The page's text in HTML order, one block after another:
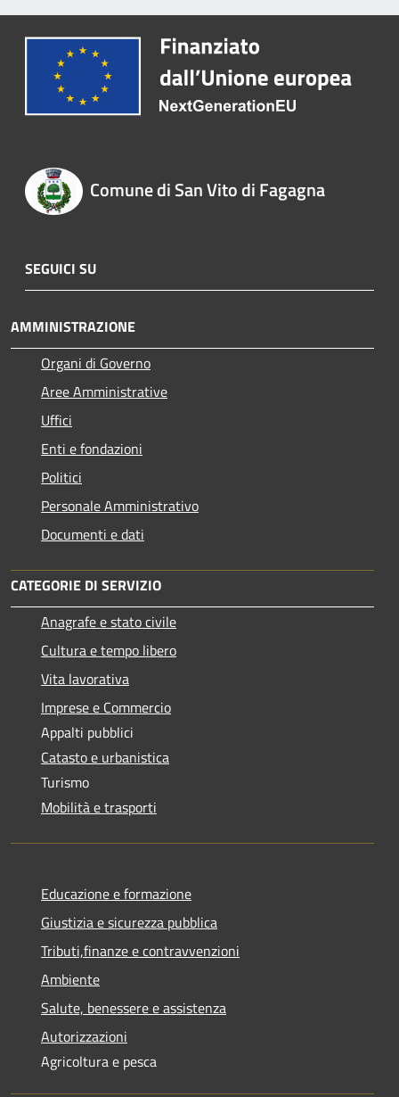
Comune di San Vito di Fagagna
SEGUICI SU
AMMINISTRAZIONE
Organi di Governo
Aree Amministrative
Uffici
Enti e fondazioni
Politici
Personale Amministrativo
Documenti e dati
CATEGORIE DI SERVIZIO
Anagrafe e stato civile
Cultura e tempo libero
Vita lavorativa
Imprese e Commercio
Appalti pubblici
Catasto e urbanistica
Turismo
Mobilità e trasporti
Educazione e formazione
Giustizia e sicurezza pubblica
Tributi,finanze e contravvenzioni
Ambiente
Salute, benessere e assistenza
Autorizzazioni
Agricoltura e pesca